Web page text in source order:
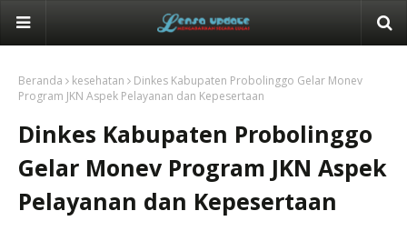
Beranda kesehatan
Dinkes Kabupaten Probolinggo Gelar Monev
Program JKN Aspek Pelayanan dan Kepesertaan
Dinkes Kabupaten Probolinggo
Gelar Monev Program JKN Aspek
Pelayanan dan Kepesertaan